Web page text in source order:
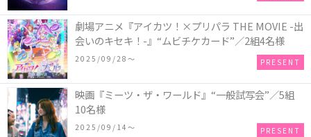
劇場アニメ『アイカツ！×プリパラ THE MOVIE -出
会いのキセキ！-』“ムビチケカード”／2組4名様
2025/09/28〜 PRESENT
映画『ミーツ・ザ・ワールド』“一般試写会”／5組
10名様
2025/09/14〜 PRESENT